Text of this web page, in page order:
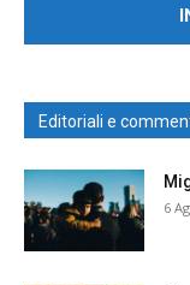
Editoriali e
6